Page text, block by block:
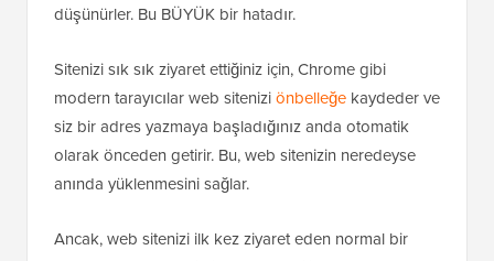
düşünürler. Bu BÜYÜK bir hatadır.
Sitenizi sık sık ziyaret ettiğiniz için, Chrome gibi
modern tarayıcılar web siteniziönbelleğe kaydeder ve
siz bir adres yazmaya başladığınız anda otomatik
olarak önceden getirir. Bu, web sitenizin neredeyse
anında yüklenmesini sağlar.
Ancak, web sitenizi ilk kez ziyaret eden normal bir